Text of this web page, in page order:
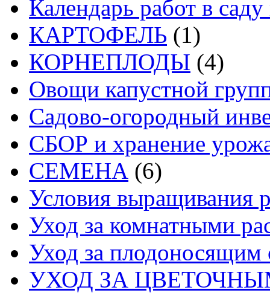
Календарь работ в
КАРТОФЕЛЬ (1)
КОРНЕПЛОДЫ (4)
Овощи капустной
Садово-огородный
СБОР и хранение
СЕМЕНА (6)
Условия выращивания
Уход за комнатными
Уход за плодоносящим
УХОД ЗА